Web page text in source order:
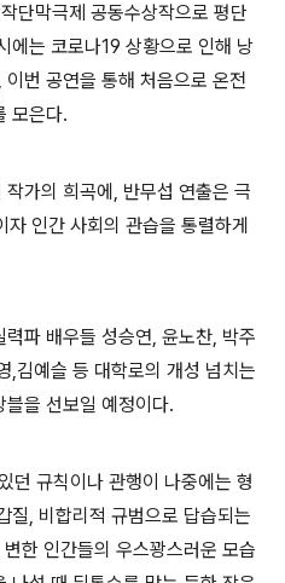
단막극제 공동수상작으로 평단
에는 코로나19 상황으로 인해 낭
, 이번 공연을 통해 처음으로 온전
모은다.
가의 희곡에 , 반무섭 연출은 극
자 인간 사회의 관습을 통렬하게
파 배우들 성승연, 윤노찬, 박주
,김예슬 등 대학로의 개성 넘치는
블을 선보일 예정이다.
던 규칙이나 관행이 나중에는 형
질, 비합리적 규범으로 답습되는
한 인간들의 우스꽝스러운 모습